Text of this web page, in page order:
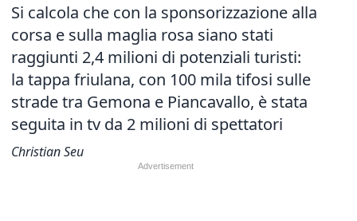
Si calcola che con la sponsorizzazione alla
corsa e sulla maglia rosa siano stati
raggiunti 2,4 milioni di potenziali turisti:
la tappa friulana, con 100 mila tifosi sulle
strade tra Gemona e Piancavallo, è stata
seguita in tv da 2 milioni di spettatori
Christian Seu